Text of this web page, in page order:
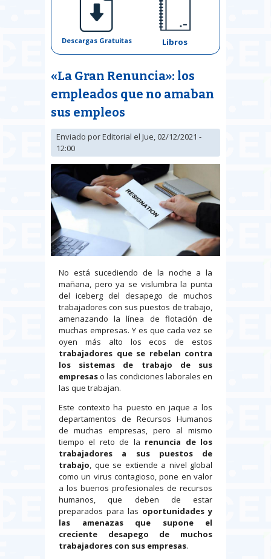
Descargas Gratuitas Libros
«La Gran Renuncia»: los
empleados que no amaban
sus empleos
Enviado porEditorial el Jue, 02/12/2021 -
12:00
No está sucediendo de la noche a la
mañana, pero ya se vislumbra la punta
del iceberg del desapego de muchos
trabajadores con sus puestos de trabajo,
amenazando la línea de flotación de
muchas empresas. Y es que cada vez se
oyen más alto los ecos de estos
trabajadores que se rebelan contra
los sistemas de trabajo de sus
empresaso las condiciones laborales en
las que trabajan.
Este contexto ha puesto en jaque a los
departamentos de Recursos Humanos
de muchas empresas, pero al mismo
tiempo el reto de la renuncia de los
trabajadores a sus puestos de
trabajo, que se extiende a nivel global
como un virus contagioso, pone en valor
a los buenos profesionales de recursos
humanos, que deben de estar
preparados para las oportunidades y
las amenazas que supone el
creciente desapego de muchos
trabajadores con sus empresas.